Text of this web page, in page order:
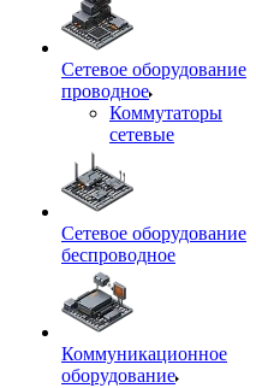
Сетевое оборудование
проводное
Коммутаторы
сетевые
Сетевое оборудование
беспроводное
Коммуникационное
оборудование